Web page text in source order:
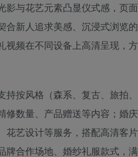
与花艺元素凸显仪式感，页
合新人追求美感、沉浸式浏览
频在不同设备上高清呈现，
持按风格（森系、复古、旅拍、
数量、产品赠送等内容；婚
艺设计等服务，搭配高清客
牌合作场地、婚纱礼服款式，